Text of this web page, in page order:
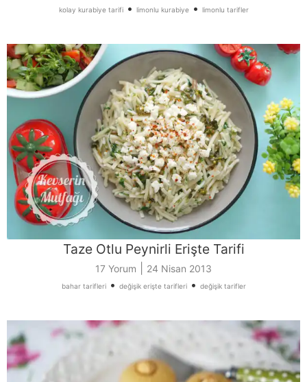
kolay kurabiye tarifi• limonlu kurabiye• limonlu tarifler
Taze Otlu Peynirli Erişte Tarifi
17 Yorum 24 Nisan 2013
bahar tarifleri• değişik erişte tarifleri• değişik tarifler